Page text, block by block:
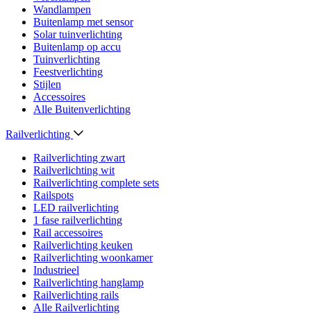
Wandlampen
Buitenlamp met sensor
Solar tuinverlichting
Buitenlamp op accu
Tuinverlichting
Feestverlichting
Stijlen
Accessoires
Alle Buitenverlichting
Railverlichting
Railverlichting zwart
Railverlichting wit
Railverlichting complete sets
Railspots
LED railverlichting
1 fase railverlichting
Rail accessoires
Railverlichting keuken
Railverlichting woonkamer
Industrieel
Railverlichting hanglamp
Railverlichting rails
Alle Railverlichting